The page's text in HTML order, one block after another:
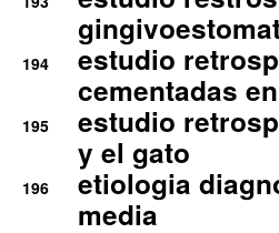
194
estudio
cementadas
195
estudio
y el gato
196
etiologia
media